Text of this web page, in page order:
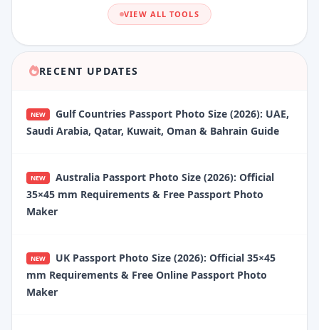
VIEW ALL TOOLS
RECENT UPDATES
NEW
Gulf Countries Passport Photo Size (2026): UAE,
Saudi Arabia, Qatar, Kuwait, Oman & Bahrain Guide
NEW
Australia Passport Photo Size (2026): Official
35×45 mm Requirements & Free Passport Photo
Maker
NEW
UK Passport Photo Size (2026): Official 35×45
mm Requirements & Free Online Passport Photo
Maker